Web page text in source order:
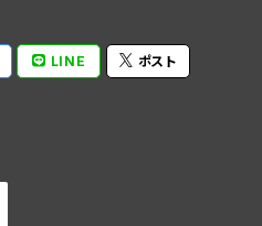
LINE ポスト